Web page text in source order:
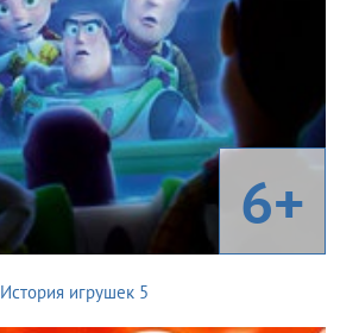
6+
История игрушек 5